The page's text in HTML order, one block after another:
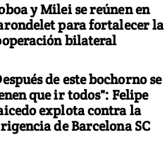
y Milei se reúnen en
para fortalecer la
bilateral
de este bochorno se
que ir todos": Felipe
explota contra la
de Barcelona SC